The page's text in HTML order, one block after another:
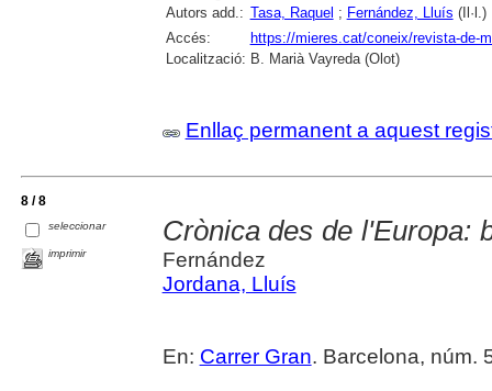
Autors add.: Tasa, Raquel ; Fernández, Lluís (Il·l.)
Accés:
https://mieres.cat/coneix/revista-de-
Localització: B. Marià Vayreda (Olot)
Enllaç permanent a aquest
8 / 8
seleccionar
imprimir
Crònica des de l'Europa:
Fernández
Jordana, Lluís
En: Carrer Gran. Barcelona, núm.